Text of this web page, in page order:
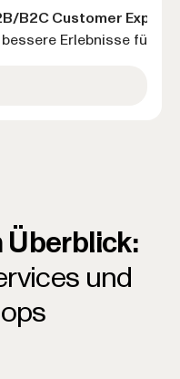
B2C Customer
Erlebnisse für
Überblick:
und